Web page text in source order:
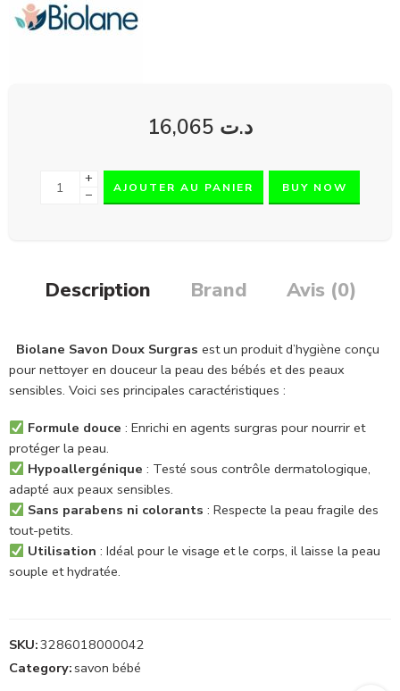
د.ت
+
−
AJOUTER AU PANIER BUY NOW
Description Brand Avis (0)
Biolane Savon Doux Surgras est un produit d’hygiène conçu
pour nettoyer en douceur la peau des bébés et des peaux
sensibles. Voici ses principales caractéristiques :
Formule douce : Enrichi en agents surgras pour nourrir et
protéger la peau.
Hypoallergénique : Testé sous contrôle dermatologique,
adapté aux peaux sensibles.
Sans parabens ni colorants : Respecte la peau fragile des
tout-petits.
Utilisation : Idéal pour le visage et le corps, il laisse la peau
souple et hydratée.
SKU:3286018000042
Category:savon bébé